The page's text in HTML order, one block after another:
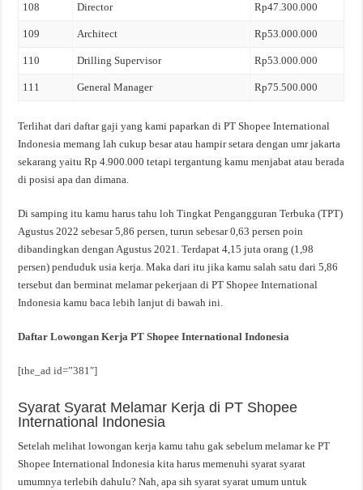
108 Director Rp47.300.000
109 Architect Rp53.000.000
110 Drilling Supervisor Rp53.000.000
111 General Manager Rp75.500.000
Terlihat dari daftar gaji yang kami paparkan di PT Shopee International
Indonesia memang lah cukup besar atau hampir setara dengan umr jakarta
sekarang yaitu Rp 4.900.000 tetapi tergantung kamu menjabat atau berada
di posisi apa dan dimana.
Di samping itu kamu harus tahu loh Tingkat Pengangguran Terbuka (TPT)
Agustus 2022 sebesar 5,86 persen, turun sebesar 0,63 persen poin
dibandingkan dengan Agustus 2021. Terdapat 4,15 juta orang (1,98
persen) penduduk usia kerja. Maka dari itu jika kamu salah satu dari 5,86
tersebut dan berminat melamar pekerjaan di PT Shopee International
Indonesia kamu baca lebih lanjut di bawah ini.
Daftar Lowongan Kerja PT Shopee International Indonesia
[the_ad id=”381″]
Syarat Syarat Melamar Kerja di PT Shopee
International Indonesia
Setelah melihat lowongan kerja kamu tahu gak sebelum melamar ke PT
Shopee International Indonesia kita harus memenuhi syarat syarat
umumnya terlebih dahulu? Nah, apa sih syarat syarat umum untuk